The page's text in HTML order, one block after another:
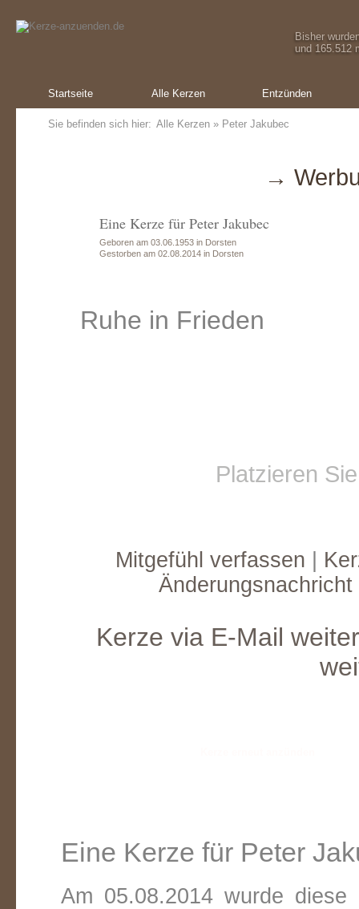
Bisher
und 165.512
Startseite Alle Kerzen Entzünden
Sie befinden sich hier: Alle Kerzen » Peter Jakubec
→
Eine Kerze für Peter Jakubec
Geboren am 03.06.1953 in Dorsten
Gestorben am 02.08.2014 in Dorsten
Ruhe in Frieden
Platzieren
Mitgefühl verfassen
Kerze via E-Mail
Eine Kerze für Peter
Am 05.08.2014 wurde